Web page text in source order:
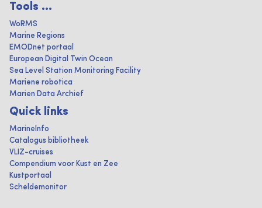
Tools ...
WoRMS
Marine Regions
EMODnet portaal
European Digital Twin Ocean
Sea Level Station Monitoring Facility
Mariene robotica
Marien Data Archief
Quick links
MarineInfo
Catalogus bibliotheek
VLIZ-cruises
Compendium voor Kust en Zee
Kustportaal
Scheldemonitor